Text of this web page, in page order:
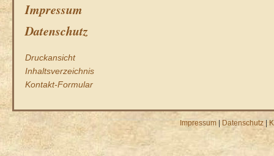
Impressum
Datenschutz
Druckansicht
Inhaltsverzeichnis
Kontakt-Formular
Impressum Datenschutz